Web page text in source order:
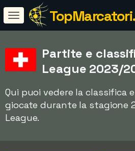
Partite e
League 2023/
Qui puoi vedere la classifica
giocate durante la stagione
League.